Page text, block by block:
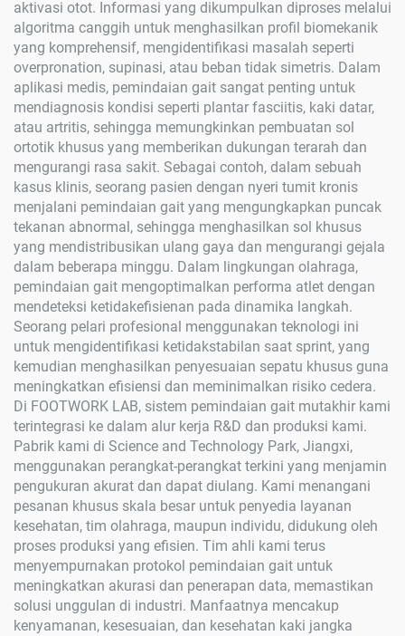
aktivasi otot. Informasi yang dikumpulkan diproses melalui
algoritma canggih untuk menghasilkan profil biomekanik
yang komprehensif, mengidentifikasi masalah seperti
overpronation, supinasi, atau beban tidak simetris. Dalam
aplikasi medis, pemindaian gait sangat penting untuk
mendiagnosis kondisi seperti plantar fasciitis, kaki datar,
atau artritis, sehingga memungkinkan pembuatan sol
ortotik khusus yang memberikan dukungan terarah dan
mengurangi rasa sakit. Sebagai contoh, dalam sebuah
kasus klinis, seorang pasien dengan nyeri tumit kronis
menjalani pemindaian gait yang mengungkapkan puncak
tekanan abnormal, sehingga menghasilkan sol khusus
yang mendistribusikan ulang gaya dan mengurangi gejala
dalam beberapa minggu. Dalam lingkungan olahraga,
pemindaian gait mengoptimalkan performa atlet dengan
mendeteksi ketidakefisienan pada dinamika langkah.
Seorang pelari profesional menggunakan teknologi ini
untuk mengidentifikasi ketidakstabilan saat sprint, yang
kemudian menghasilkan penyesuaian sepatu khusus guna
meningkatkan efisiensi dan meminimalkan risiko cedera.
Di FOOTWORK LAB, sistem pemindaian gait mutakhir kami
terintegrasi ke dalam alur kerja R&D dan produksi kami.
Pabrik kami di Science and Technology Park, Jiangxi,
menggunakan perangkat-perangkat terkini yang menjamin
pengukuran akurat dan dapat diulang. Kami menangani
pesanan khusus skala besar untuk penyedia layanan
kesehatan, tim olahraga, maupun individu, didukung oleh
proses produksi yang efisien. Tim ahli kami terus
menyempurnakan protokol pemindaian gait untuk
meningkatkan akurasi dan penerapan data, memastikan
solusi unggulan di industri. Manfaatnya mencakup
kenyamanan, kesesuaian, dan kesehatan kaki jangka